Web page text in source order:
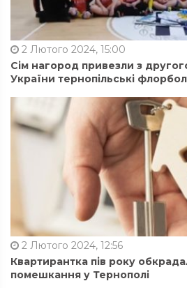
2 Лютого 2024, 15:00
Сім нагород привезли з
України тернопільські
2 Лютого 2024, 12:56
Квартирантка пів року
помешкання у Тернополі